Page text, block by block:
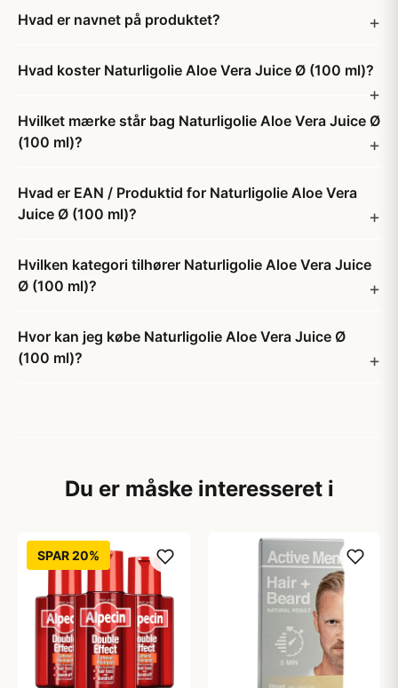
Hvad er navnet på produktet?
Hvad koster Naturligolie Aloe Vera Juice Ø (100 ml)?
Hvilket mærke står bag Naturligolie Aloe Vera Juice Ø
(100 ml)?
Hvad er EAN / Produktid for Naturligolie Aloe Vera
Juice Ø (100 ml)?
Hvilken kategori tilhører Naturligolie Aloe Vera Juice
Ø (100 ml)?
Hvor kan jeg købe Naturligolie Aloe Vera Juice Ø
(100 ml)?
Du er måske interesseret i
SPAR 20%